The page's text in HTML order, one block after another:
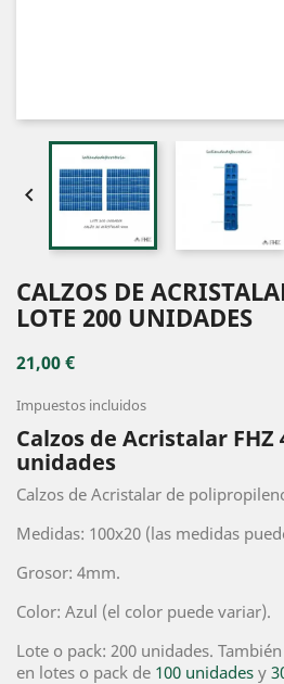

CALZOS DE
LOTE 200 UNIDADES
21,00 €
Impuestos incluidos
Calzos de Acristalar FHZ
unidades
Calzos de Acristalar de
Medidas: 100x20 (las medidas
Grosor: 4mm.
Color: Azul (el color puede variar).
Lote o pack: 200 unidades.
en lotes o pack de 100 unidades y